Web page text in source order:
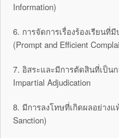
Information)
6. การจัดการเรื่องร้องเรียนที่
(Prompt and Efficient
7. อิสระและมีการตัดสินที่เป็นก
Impartial Adjudication
8. มีการลงโทษที่เกิดผลอย่างแ
Sanction)